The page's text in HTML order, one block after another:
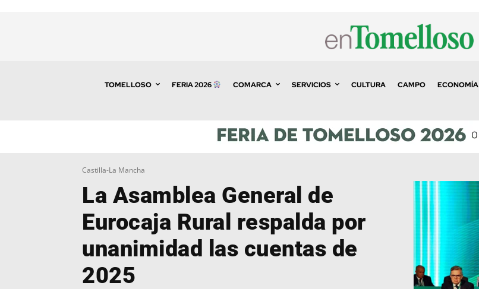
TOMELLOSO FERIA 2026 COMARCA SERVICIOS CULTURA CAMPO ECONOMÍA
Castilla-La Mancha
La Asamblea General de
Eurocaja Rural respalda por
unanimidad las cuentas de
2025